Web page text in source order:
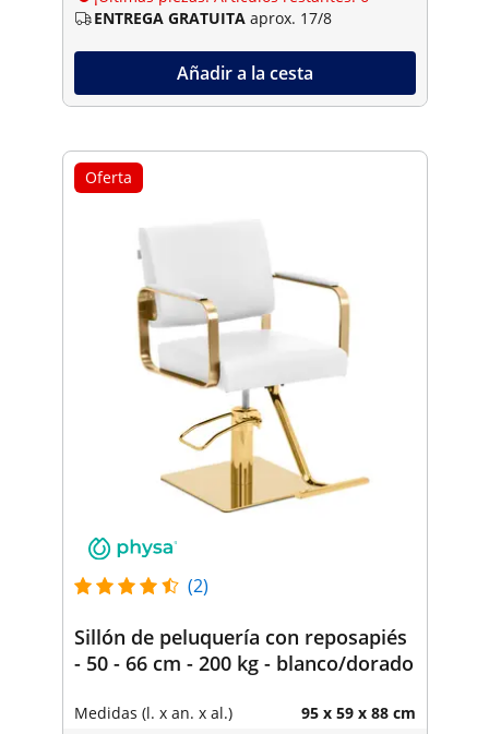
ENTREGA GRATUITA aprox. 17/8
Añadir a la cesta
Oferta
(2)
Sillón de peluquería con reposapiés
- 50 - 66 cm - 200 kg - blanco/dorado
Medidas (l. x an. x al.) 95 x 59 x 88 cm